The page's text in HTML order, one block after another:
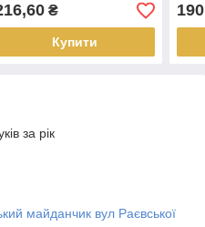
₴
Купити
за рік
майданчик вул Раєвської